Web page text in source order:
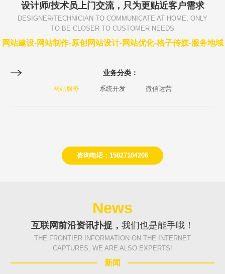
设计师/技术员上门交流，只为更贴近客户需求
DESIGNER/TECHNICIAN TO COMMUNICATE AT HOME, ONLY
TO BE CLOSER TO CUSTOMER NEEDS
网站建设-网站制作-原创网站设计-网站优化-格子传媒-服务地域
业务分类：
网站服务 系统开发 微信运营
咨询电话：15827104206
News
互联网前沿资讯扑捉， 我们也是能手哦！
THE FRONTIER INFORMATION ON THE INTERNET
CAPTURES, WE ARE ALSO EXPERTS!
新闻